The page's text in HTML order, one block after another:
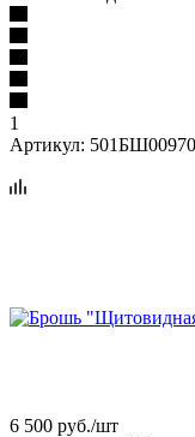
1
Артикул:
6 500 руб./шт